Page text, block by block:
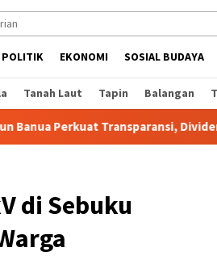
POLITIK EKONOMI SOSIAL BUDAYA
Tanah Laut Tapin Balangan
Transparansi, Dividen Tembus
di Sebuku